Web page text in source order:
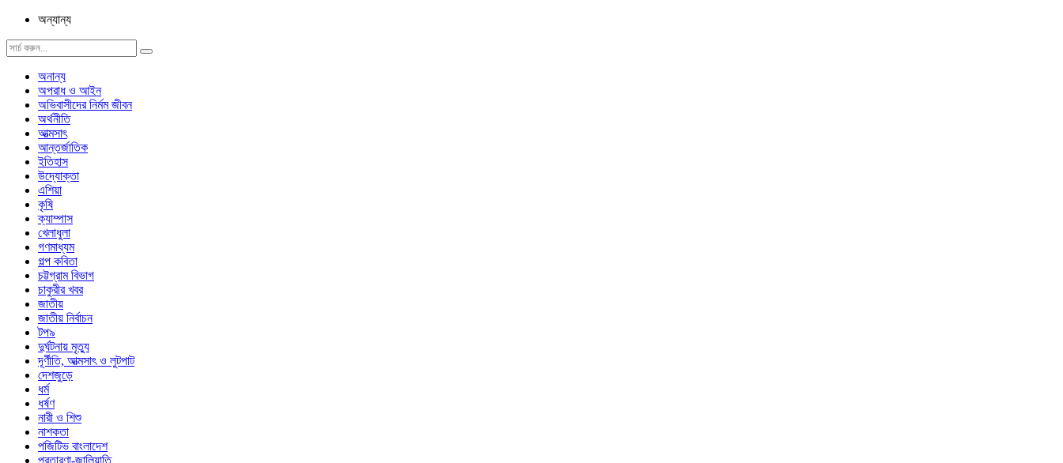
অন্যান্য
অনান্য
অপরাধ ও আইন
অভিবাসীদের নির্মম জীবন
অর্থনীতি
আত্মসাৎ
আন্তর্জাতিক
ইতিহাস
উদ্যোক্তা
এশিয়া
কৃষি
ক্যাম্পাস
খেলাধুলা
গণমাধ্যম
গল্প ক‌বিতা
চট্টগ্রাম বিভাগ
চাকুরীর খবর
জাতীয়
জাতীয় নির্বাচন
টপ৯
দুর্ঘটনায় মৃত্যু
দূর্ণীতি, আত্মসাৎ ও লুটপাট
দেশজুড়ে
ধর্ম
ধর্ষণ
নারী ও শিশু
নাশকতা
পজিটিভ বাংলাদেশ
প্রতারণা-জালিয়াতি